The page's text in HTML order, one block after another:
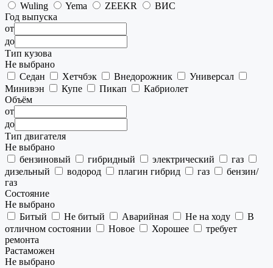
Wuling
Yema ZEEKR
ВИС
Год выпуска
от
до
Тип кузова
Не выбрано
Седан
Хетчбэк Внедорожник
Универсал
Минивэн
Купе Пикап
Кабриолет
Объём
от
до
Тип двигателя
Не выбрано
бензиновый
гибридный электрический
газ
дизельный
водород плагин гибрид газ
бензин/
газ
Состояние
Не выбрано
Битый
Не битый Аварийная Не на ходу
В
отличном состоянии
Новое Хорошее
требует
ремонта
Растаможен
Не выбрано